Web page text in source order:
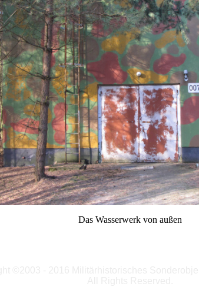
Das Wasserwerk von außen